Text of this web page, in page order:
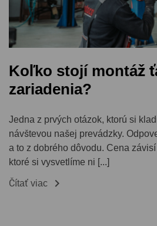
Koľko stojí montáž
zariadenia?
Jedna z prvých otázok, ktorú si
návštevou našej prevádzky.
a to z dobrého dôvodu. Cena
ktoré si vysvetlíme ni [...]
Čítať viac 